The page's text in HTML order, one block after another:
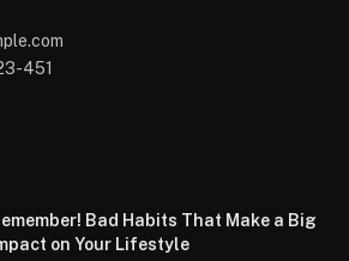
451
Bad Habits That Make a Big
on Your Lifestyle